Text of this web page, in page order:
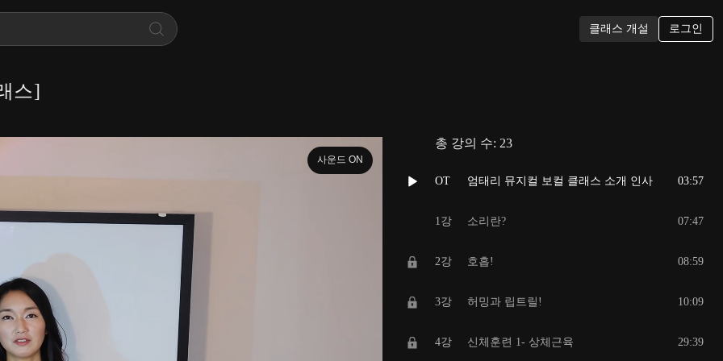
클래스 개설 로그인
스]
사운드 ON
총 강의 수: 23
OT 엄태리 뮤지컬 보컬 클래스 소개 인사 03:57
1강 소리란? 07:47
2강 호흡! 08:59
3강 허밍과 립트릴! 10:09
4강 신체훈련 1- 상체근육 29:39